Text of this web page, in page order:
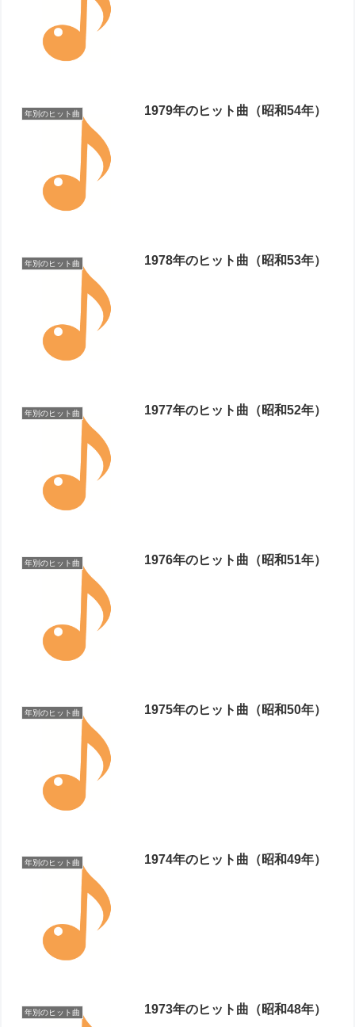
年別のヒット曲 1979年のヒット曲（昭和54年）
年別のヒット曲 1978年のヒット曲（昭和53年）
年別のヒット曲 1977年のヒット曲（昭和52年）
年別のヒット曲 1976年のヒット曲（昭和51年）
年別のヒット曲 1975年のヒット曲（昭和50年）
年別のヒット曲 1974年のヒット曲（昭和49年）
年別のヒット曲 1973年のヒット曲（昭和48年）